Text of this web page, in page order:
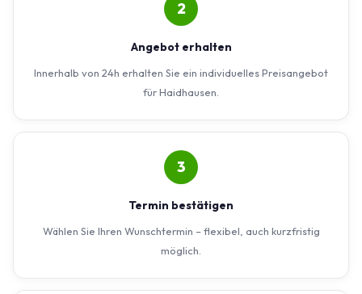
2
Angebot erhalten
Innerhalb von 24h erhalten Sie ein individuelles Preisangebot
für Haidhausen.
3
Termin bestätigen
Wählen Sie Ihren Wunschtermin – flexibel, auch kurzfristig
möglich.